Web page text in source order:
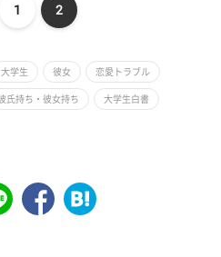
1 2
大学生 彼女 恋愛トラブル
氏持ち・彼女持ち 大学生白書